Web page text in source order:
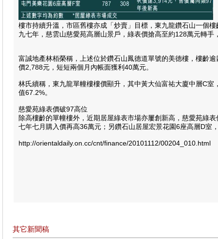
樓市持續升溫，市區舊樓亦成「炒賣」目標，東九龍鑽石山一個
九七年，慈雲山慈愛苑高層山景戶，綠表價搶高至約128萬元轉手
富誠地產林栢榮稱，上述位於鑽石山鳳德道單號的美德樓，樓齡
價2,788元，短短兩個月內帳面獲利40萬元。
林氏續稱，東九龍單幢樓樓價顯升，其中黃大仙富祐大廈中層C
值67.2%。
慈愛苑綠表價破97高位
除高樓齡的單幢樓外，近期居屋綠表市場亦屢創新高，慈愛苑綠
七年七月購入價再高36萬元；另鑽石山居屋宏景花園6座高層D
http://orientaldaily.on.cc/cnt/finance/20101112/00204_010.html
其它新聞稿